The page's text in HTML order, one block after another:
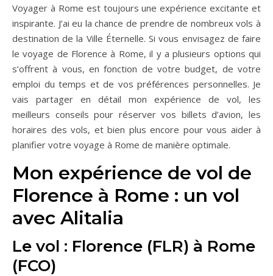
Voyager à Rome est toujours une expérience excitante et
inspirante. J’ai eu la chance de prendre de nombreux vols à
destination de la Ville Éternelle. Si vous envisagez de faire
le voyage de Florence à Rome, il y a plusieurs options qui
s’offrent à vous, en fonction de votre budget, de votre
emploi du temps et de vos préférences personnelles. Je
vais partager en détail mon expérience de vol, les
meilleurs conseils pour réserver vos billets d’avion, les
horaires des vols, et bien plus encore pour vous aider à
planifier votre voyage à Rome de manière optimale.
Mon expérience de vol de
Florence à Rome : un vol
avec Alitalia
Le vol : Florence (FLR) à Rome
(FCO)